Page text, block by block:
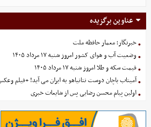
عناوین برگزیده
خبرنگار؛ معمار حافظه ملت
وضعیت آب و هوای کشور امروز شنبه ۱۷ مرداد ۱۴۰۵
قیمت سکه و طلا امروز شنبه ۱۷ مرداد ۱۴۰۵
آمیتاب باچان دوست نتانیاهو به ایران می آید! +فیلم
اولین پیام محسن رضایی پس از شایعات خبری